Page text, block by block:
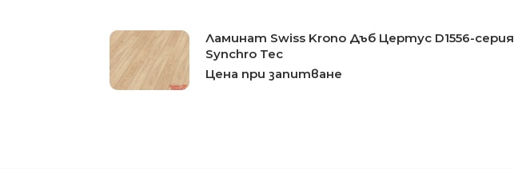
Ламинат Swiss Krono Дъб Цертус D1556-серия
Synchro Tec
Цена при запитване